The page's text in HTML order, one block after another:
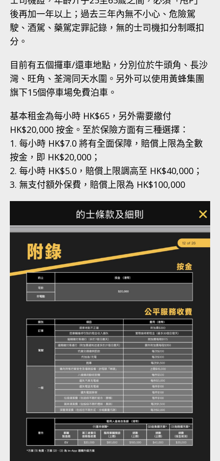
後再加一年以上；過去三年內無不小心、危險駕
駛、酒駕、藥駕定罪記錄，無的士司機扣分制嘅扣
分。
目前有五個攞車/還車地點，分別位於牛頭角、長沙
灣、旺角、荃灣同天水圍。另外可以使用黃蜂集團
旗下15個停車場免費泊車。
基本租金為每小時 HK$65，另外需要繳付
HK$20,000 按金。至於保險方面有三種選擇：
1. 每小時 HK$7.0 將有全面保障，賠償上限為全數
按金，即 HK$20,000；
2. 每小時 HK$5.0，賠償上限調高至 HK$40,000；
3. 無支付額外保費，賠償上限為 HK$100,000